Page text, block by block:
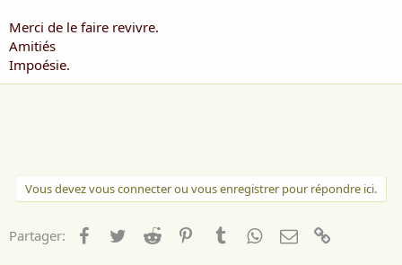
Merci de le faire revivre.
Amitiés
Impoésie.
Vous devez vous connecter ou vous enregistrer pour répondre ici.
Partager: Facebook
TwitterReddit PinterestTumblrWhatsApp
Email